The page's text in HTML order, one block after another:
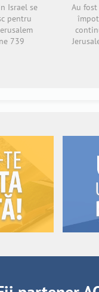
Israel se
pentru
739
Au